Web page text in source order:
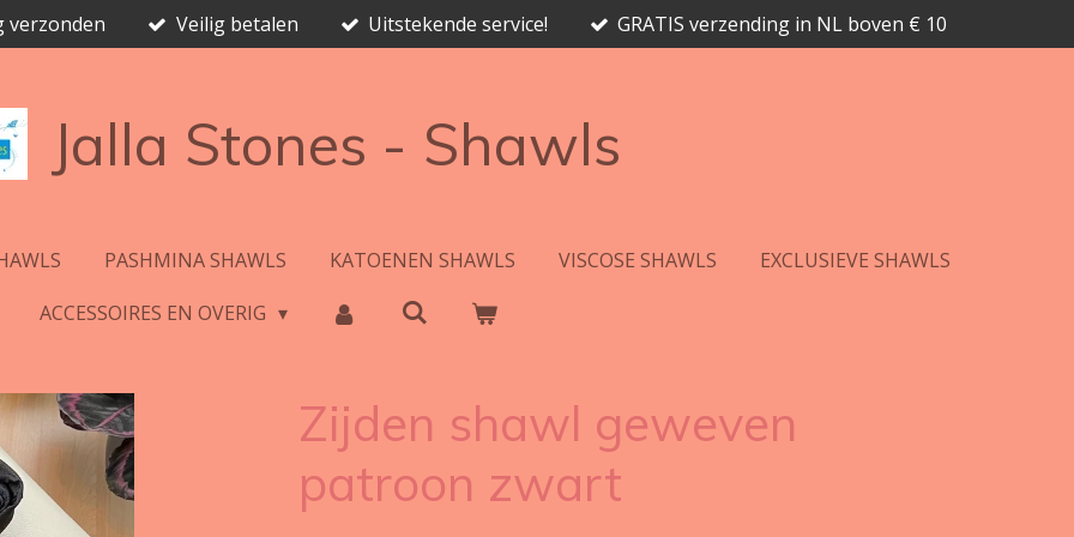
verzonden Veilig betalen Uitstekende service! GRATIS verzending in NL boven € 10
Jalla Stones - Shawls
PASHMINA SHAWLS KATOENEN SHAWLS VISCOSE SHAWLS
EXCLUSIEVE SHAWLS
ACCESSOIRES EN OVERIG
Zijden shawl geweven
patroon zwart